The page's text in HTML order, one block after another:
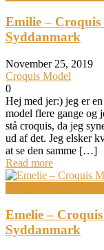
Emilie –
Syddanmark
November 25, 2019
Croquis Model
0
Hej med jer:) jeg er
model flere gange og
stå croquis, da jeg
ud af det. Jeg elsker
at se den samme […]
Read more
Emelie –
Syddanmark